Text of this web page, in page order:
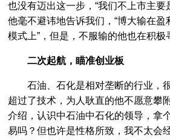
也没有迈出这一步，“我们不上市主要
他毫不避讳地告诉我们，“博大输在
模式上”，但是，不服输的他也在积极
二次起航，瞄准创业板
石油、石化是相对垄断的行业，
超过了技术，为人耿直的他不愿意攀
介绍，认识中石油中石化的领导，拿
易吗？但也许是性格所致，我不太会